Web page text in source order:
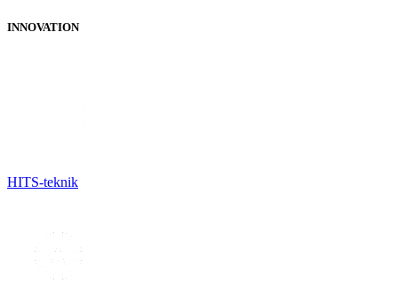
INNOVATION
HITS-teknik